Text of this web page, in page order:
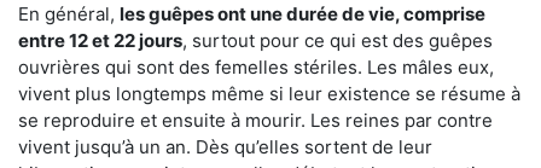
En général, les guêpes ont une durée de vie, comprise
entre 12 et 22 jours, surtout pour ce qui est des guêpes
ouvrières qui sont des femelles stériles. Les mâles eux,
vivent plus longtemps même si leur existence se résume à
se reproduire et ensuite à mourir. Les reines par contre
vivent jusqu’à un an. Dès qu’elles sortent de leur